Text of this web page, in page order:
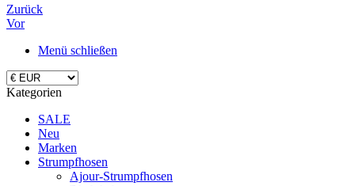
Zurück
Vor
Menü schließen
Kategorien
SALE
Neu
Marken
Strumpfhosen
Ajour-Strumpfhosen